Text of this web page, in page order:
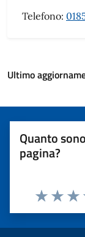
Telefono:
Ultimo
Quanto
pagina?
Valuta
Valuta 1